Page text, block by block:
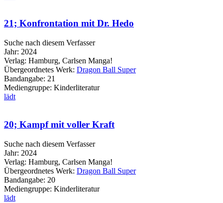
21; Konfrontation mit Dr. Hedo
Suche nach diesem Verfasser
Jahr: 2024
Verlag: Hamburg, Carlsen Manga!
Übergeordnetes Werk: Dragon Ball Super
Bandangabe: 21
Mediengruppe: Kinderliteratur
lädt
20; Kampf mit voller Kraft
Suche nach diesem Verfasser
Jahr: 2024
Verlag: Hamburg, Carlsen Manga!
Übergeordnetes Werk: Dragon Ball Super
Bandangabe: 20
Mediengruppe: Kinderliteratur
lädt